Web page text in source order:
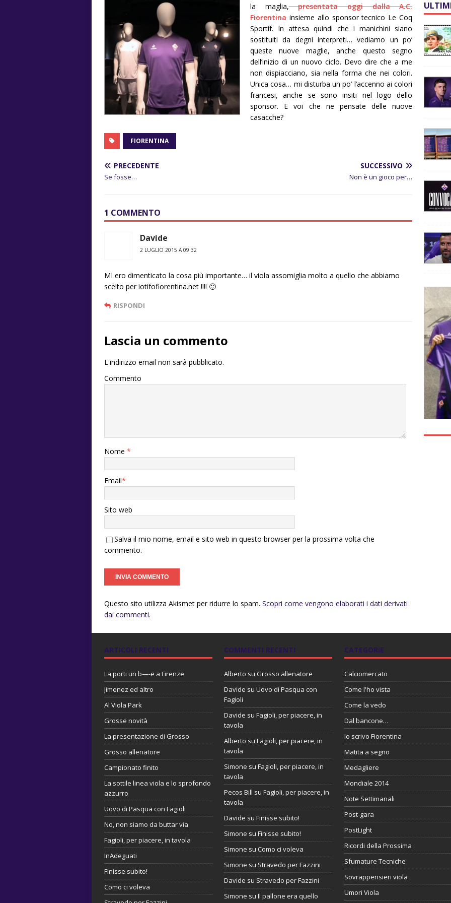
la maglia,presentata oggi dalla A.C.
Fiorentina insieme allo sponsor tecnico Le Coq
Sportif. In attesa quindi che i manichini siano
sostituiti da degni interpreti… vediamo un po’
queste nuove maglie, anche questo segno
dell’inizio di un nuovo ciclo. Devo dire che a me
non dispiacciano, sia nella forma che nei colori.
Unica cosa… mi disturba un po’ l’accenno ai colori
francesi, anche se sono insiti nel logo dello
sponsor. E voi che ne pensate delle nuove
casacche?
FIORENTINA
PRECEDENTE
Se fosse…
SUCCESSIVO
Non è un gioco per…
1 COMMENTO
Davide
2 LUGLIO 2015 A 09:32
MI ero dimenticato la cosa più importante… il viola assomiglia molto a quello che abbiamo
scelto per iotifofiorentina.net !!!! 🙂
RISPONDI
Lascia un commento
L'indirizzo email non sarà pubblicato.
Commento
Nome *
Email*
Sito web
Salva il mio nome, email e sito web in questo browser per la prossima volta che
commento.
Questo sito utilizza Akismet per ridurre lo spam. Scopri come vengono elaborati i dati derivati
dai commenti.
ARTICOLI RECENTI
La porti un b—-e a Firenze
Jimenez ed altro
Al Viola Park
Grosse novità
La presentazione di Grosso
Grosso allenatore
Campionato finito
La sottile linea viola e lo sprofondo
azzurro
Uovo di Pasqua con Fagioli
No, non siamo da buttar via
Fagioli, per piacere, in tavola
InAdeguati
Finisse subito!
Como ci voleva
COMMENTI RECENTI
Alberto su Grosso allenatore
Davide suUovo di Pasqua con
Fagioli
Davide suFagioli, per piacere, in
tavola
Alberto suFagioli, per piacere, in
tavola
Simone suFagioli, per piacere, in
tavola
Pecos Bill suFagioli, per piacere, in
tavola
Davide suFinisse subito!
Simone suFinisse subito!
Simone suComo ci voleva
Simone su Stravedo per Fazzini
Davide su Stravedo per Fazzini
Simone suIl pallone era quello
CATEGORIE
Calciomercato
Come l'ho vista
Come la vedo
Dal bancone…
Io scrivo Fiorentina
Matita a segno
Medagliere
Mondiale 2014
Note Settimanali
Post-gara
PostLight
Ricordi della Prossima
Sfumature Tecniche
Sovrappensieri viola
Umori Viola